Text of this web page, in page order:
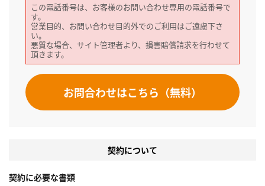
この電話番号は、お客様のお問い合わせ専用の電話番号で
す。
営業目的、お問い合わせ目的外でのご利用はご遠慮下さ
い。
悪質な場合、サイト管理者より、損害賠償請求を行わせて
頂きます。
お問合わせはこちら（無料）
契約について
契約に必要な書類